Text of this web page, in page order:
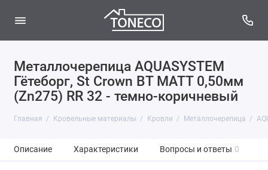
Металлочерепица AQUASYSTEM
Гётеборг, St Crown BT MATT 0,50мм
(Zn275) RR 32 - темно-коричневый
Главная Кровельные материалы Кровли Металлочерепица
Описание Характеристики Вопросы и ответы 0